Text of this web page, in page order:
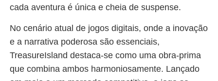
cada aventura é única e cheia de suspense.
No cenário atual de jogos digitais, onde a inovação
e a narrativa poderosa são essenciais,
TreasureIsland destaca-se como uma obra-prima
que combina ambos harmoniosamente. Lançado